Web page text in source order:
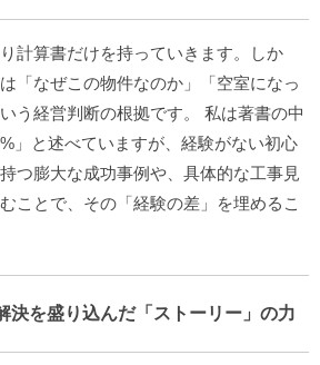
計算書だけを持っていきます。しか
「なぜこの物件なのか」「空室になっ
う経営判断の根拠です。 私は著書の中
」と述べていますが、経験がない初心
つ膨大な成功事例や、具体的な工事見
ことで、その「経験の差」を埋めるこ
決を盛り込んだ「ストーリー」の力